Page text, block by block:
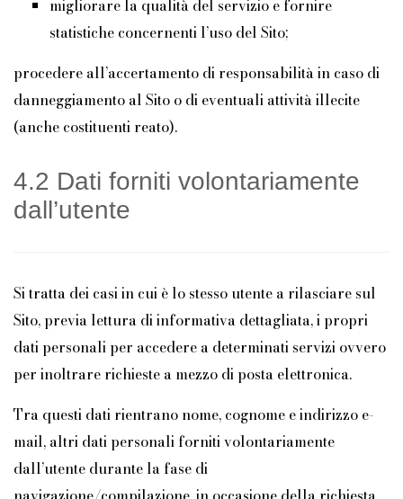
migliorare la qualità del servizio e fornire
statistiche concernenti l’uso del Sito;
procedere all’accertamento di responsabilità in caso di
danneggiamento al Sito o di eventuali attività illecite
(anche costituenti reato).
4.2 Dati forniti volontariamente
dall’utente
Si tratta dei casi in cui è lo stesso utente a rilasciare sul
Sito, previa lettura di informativa dettagliata, i propri
dati personali per accedere a determinati servizi ovvero
per inoltrare richieste a mezzo di posta elettronica.
Tra questi dati rientrano nome, cognome e indirizzo e-
mail, altri dati personali forniti volontariamente
dall’utente durante la fase di